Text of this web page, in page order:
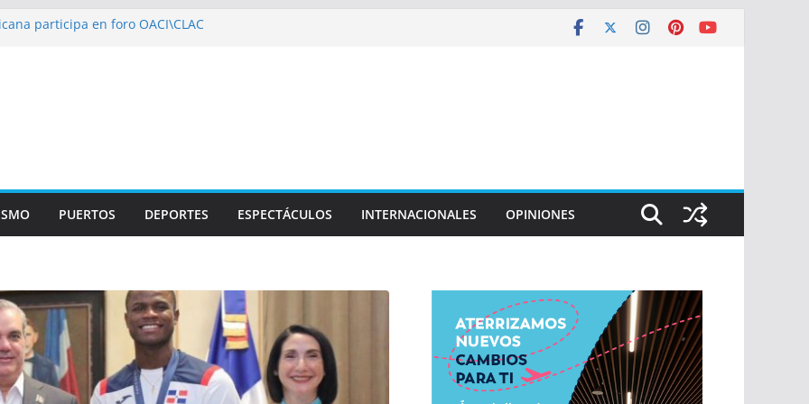
participa en foro OACI\CLAC
en normas de calidad ISO
multidisciplinario operativo médico
PUERTOS DEPORTES ESPECTÁCULOS INTERNACIONALES OPINIONES